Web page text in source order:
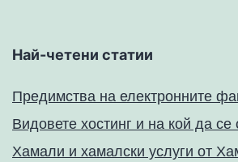
Най-четени статии
Предимства на електронните
Видовете хостинг и на кой да се
Хамали и хамалски услуги от